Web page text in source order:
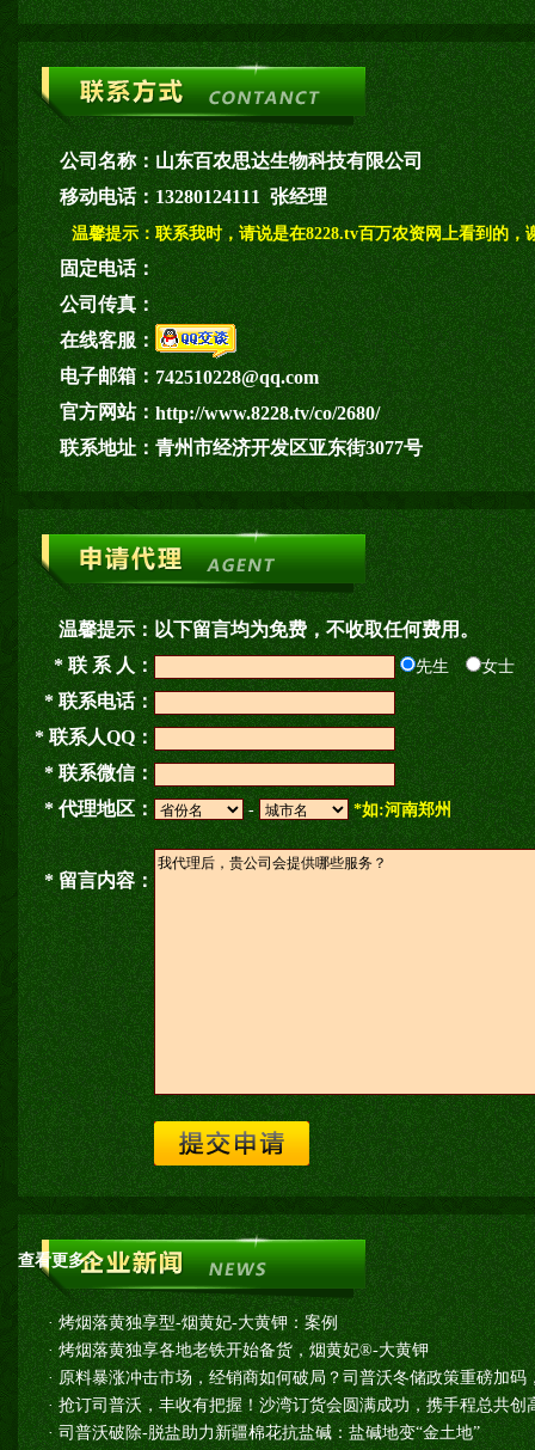
公司名称：山东百农思达生物科技有限公司
移动电话：13280124111 张经理
温馨提示： 联系我时，请说是在8228.tv百万农资网上看到的，
固定电话：
公司传真：
在线客服：
电子邮箱：742510228@qq.com
官方网站：http://www.8228.tv/co/2680/
联系地址：青州市经济开发区亚东街3077号
温馨提示：以下留言均为免费，不收取任何费用。
* 联 系 人：
先生 女士
* 联系电话：
* 联系人QQ：
* 联系微信：
* 代理地区：
- *如:河南郑州
* 留言内容：
查看更多>>
·烤烟落黄独享型-烟黄妃-大黄钾：案例
·烤烟落黄独享各地老铁开始备货，烟黄妃®-大黄钾
· 原料暴涨冲击市场，经销商如何破局？司普沃冬储政策重磅加码
·抢订司普沃，丰收有把握！沙湾订货会圆满成功，携手程总共创
·司普沃破除-脱盐助力新疆棉花抗盐碱：盐碱地变“金土地”